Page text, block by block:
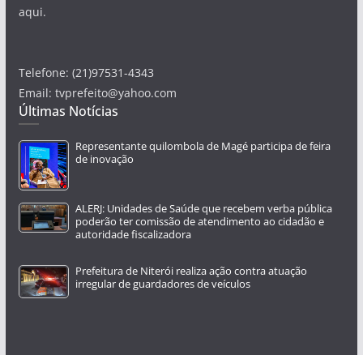
aqui.
Telefone: (21)97531-4343
Email: tvprefeito@yahoo.com
Últimas Notícias
Representante quilombola de Magé participa de feira
de inovação
ALERJ: Unidades de Saúde que recebem verba pública
poderão ter comissão de atendimento ao cidadão e
autoridade fiscalizadora
Prefeitura de Niterói realiza ação contra atuação
irregular de guardadores de veículos